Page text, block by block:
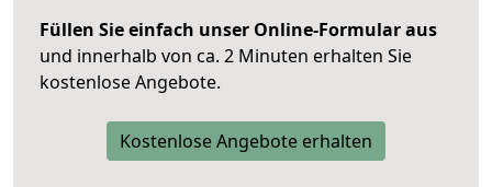
Füllen Sie einfach unser Online-Formular aus
und innerhalb von ca. 2 Minuten erhalten Sie
kostenlose Angebote.
Kostenlose Angebote erhalten